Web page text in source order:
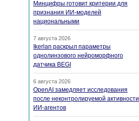
Минцифры готовит критерии для
признания ИИ-моделей
национальными
7 августа 2026
Ikerlan раскрыл параметры
однолинзового нейроморфного
датчика BEGI
6 августа 2026
OpenAI замедляет исследования
после неконтролируемой активности
ИИ-агентов